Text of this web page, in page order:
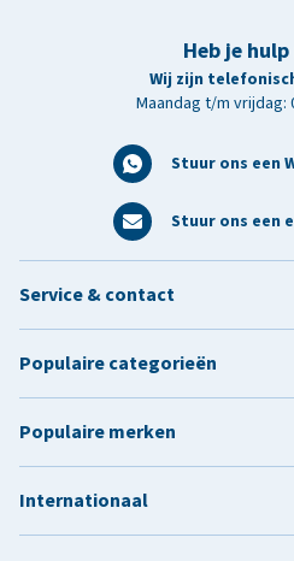
Heb je
Wij zijn
Maandag t/m vrijdag:
Stuur ons een
Stuur ons een
Service & contact
Populaire categorieën
Populaire merken
Internationaal